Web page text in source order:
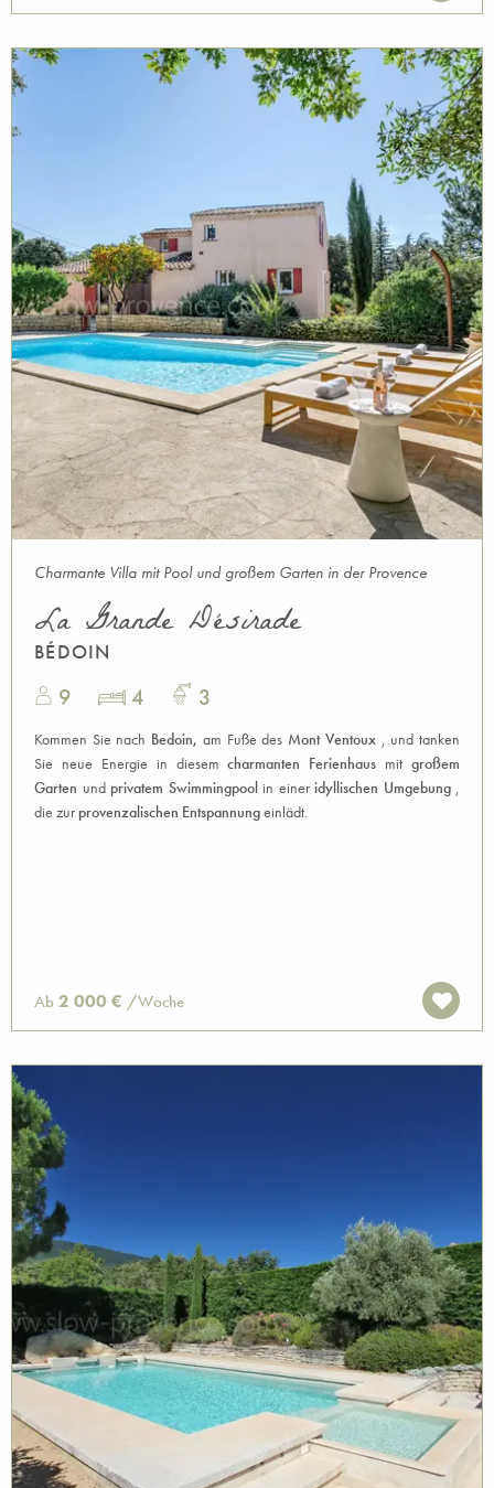
Charmante Villa mit Pool und großem Garten in der Provence
La Grande Désirade
BÉDOIN
9 4 3
Kommen Sie nach Bedoin, am Fuße des Mont Ventoux, und tanken
Sie neue Energie in diesemcharmanten Ferienhaus mit großem
Garten und privatem Swimmingpoolin einer idyllischen Umgebung,
die zur provenzalischen Entspannungeinlädt.
Ab 2 000 € /Woche